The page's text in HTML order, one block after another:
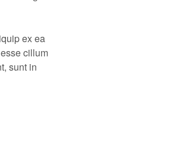
ex ea
cillum
sunt in